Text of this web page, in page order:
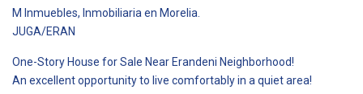
M Inmuebles, Inmobiliaria en Morelia.
JUGA/ERAN
One-Story House for Sale Near Erandeni Neighborhood!
An excellent opportunity to live comfortably in a quiet area!